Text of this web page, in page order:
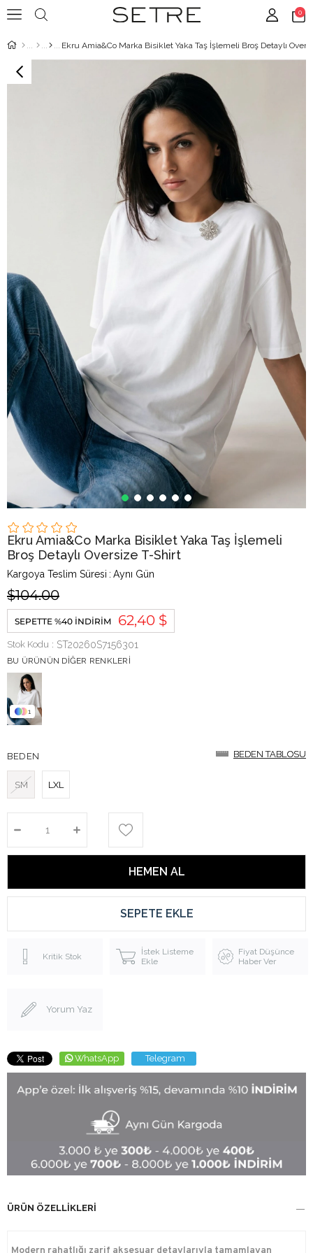
0
Ekru Amia&Co Marka Bisiklet Yaka Taş İşlemeli Broş Detaylı
Ekru Amia&Co Marka Bisiklet Yaka Taş İşlemeli
Broş Detaylı Oversize T-Shirt
Kargoya Teslim Süresi : Aynı Gün
$104.00
SEPETTE %40 İNDIRIM 62,40 $
Stok Kodu ST20260S7156301
BU ÜRÜNÜN DIĞER RENKLERI
1
BEDEN TABLOSU
BEDEN TABLOSU
BEDEN
SM LXL
Kritik Stok
İstek Listeme
Ekle
Fiyat Düşünce
Haber Ver
Yorum Yaz
WhatsApp Telegram
ÜRÜN ÖZELLIKLERI